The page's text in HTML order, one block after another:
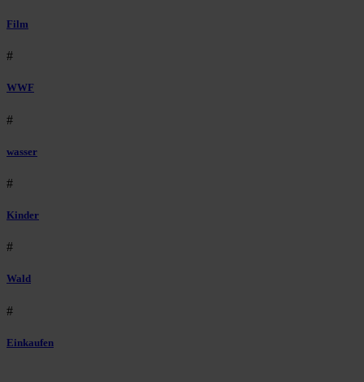
Film
#
WWF
#
wasser
#
Kinder
#
Wald
#
Einkaufen